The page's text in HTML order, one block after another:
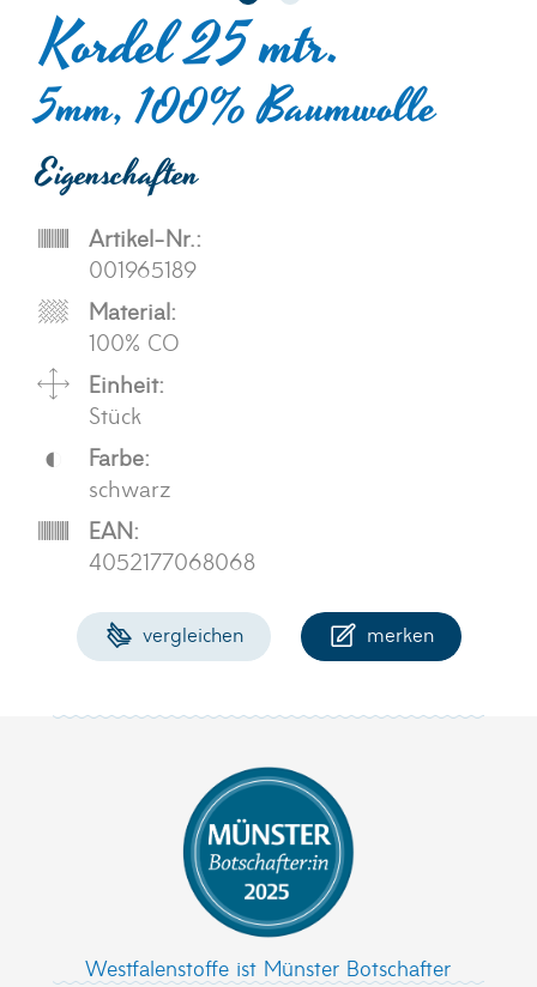
Kordel 25 mtr.
5mm, 100% Baumwolle
Eigenschaften
Artikel-Nr.:
001965189
Material:
100% CO
Einheit:
Stück
Farbe:
schwarz
EAN:
4052177068068
vergleichen merken
Westfalenstoffe ist Münster Botschafter